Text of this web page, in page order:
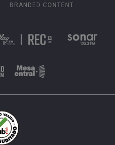
BRANDED CONTENT